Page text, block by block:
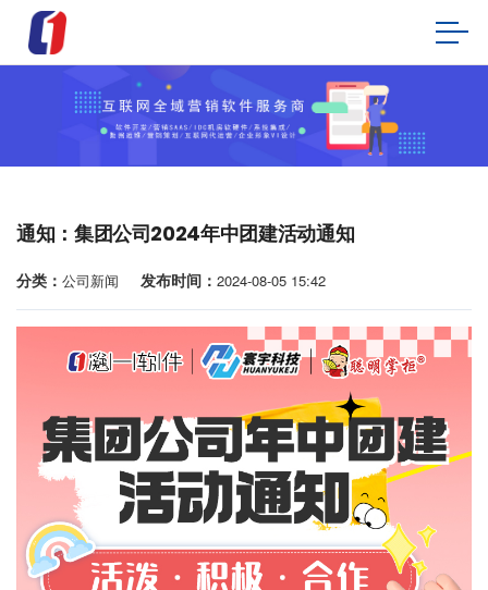
通知：集团公司2024年中团建活动通知
分类： 公司新闻 发布时间： 2024-08-05 15:42